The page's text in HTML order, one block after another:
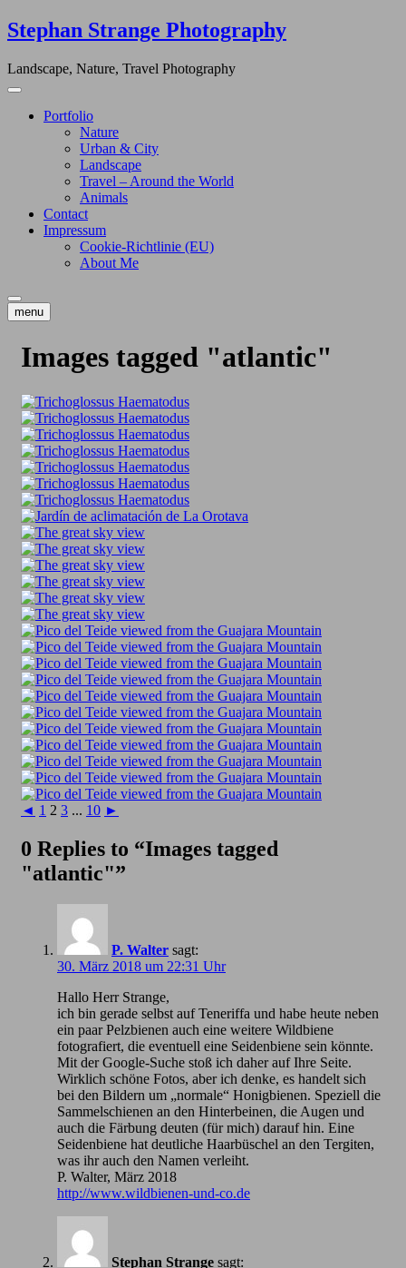
Skip
to
Stephan Strange Photography
Landscape, Nature, Travel Photography
Portfolio
Nature
Urban & City
Landscape
Travel – Around the World
Animals
Contact
Impressum
Cookie-Richtlinie (EU)
About Me
menu
Images tagged "atlantic"
◄ 1 2 3 ... 10 ►
0 Replies to “Images tagged
"atlantic"”
P. Walter sagt:
30. März 2018 um 22:31 Uhr
Hallo Herr Strange,
ich bin gerade selbst auf Teneriffa und habe heute neben
ein paar Pelzbienen auch eine weitere Wildbiene
fotografiert, die eventuell eine Seidenbiene sein könnte.
Mit der Google-Suche stoß ich daher auf Ihre Seite.
Wirklich schöne Fotos, aber ich denke, es handelt sich
bei den Bildern um „normale“ Honigbienen. Speziell die
Sammelschienen an den Hinterbeinen, die Augen und
auch die Färbung deuten (für mich) darauf hin. Eine
Seidenbiene hat deutliche Haarbüschel an den Tergiten,
was ihr auch den Namen verleiht.
P. Walter, März 2018
http://www.wildbienen-und-co.de
Stephan Strange sagt: